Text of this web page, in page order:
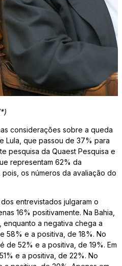
considerações sobre a queda
Lula, que passou de 37% para
pesquisa da Quaest Pesquisa e
representam 62% da
os números da avaliação do
entrevistados julgaram o
16% positivamente. Na Bahia,
a negativa chega a
58% e a positiva, de 18%. No
de 52% e a positiva, de 19%. Em
e a positiva, de 22%. No